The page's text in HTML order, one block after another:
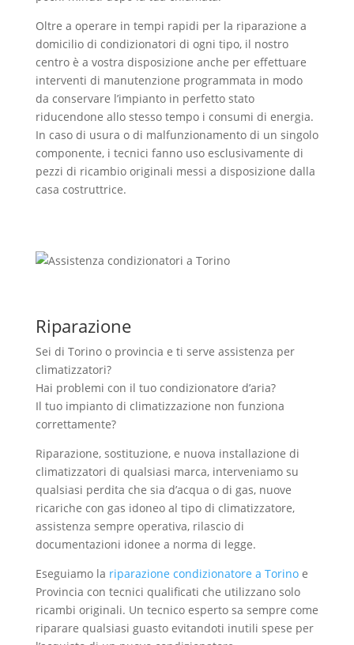
Oltre a operare in tempi rapidi per la riparazione a
domicilio di condizionatori di ogni tipo, il nostro
centro è a vostra disposizione anche per effettuare
interventi di manutenzione programmata in modo
da conservare l’impianto in perfetto stato
riducendone allo stesso tempo i consumi di energia.
In caso di usura o di malfunzionamento di un singolo
componente, i tecnici fanno uso esclusivamente di
pezzi di ricambio originali messi a disposizione dalla
casa costruttrice.
Riparazione
Sei di Torino o provincia e ti serve assistenza per
climatizzatori?
Hai problemi con il tuo condizionatore d’aria?
Il tuo impianto di climatizzazione non funziona
correttamente?
Riparazione, sostituzione, e nuova installazione di
climatizzatori di qualsiasi marca, interveniamo su
qualsiasi perdita che sia d’acqua o di gas, nuove
ricariche con gas idoneo al tipo di climatizzatore,
assistenza sempre operativa, rilascio di
documentazioni idonee a norma di legge.
Eseguiamo la riparazione condizionatore a Torinoe
Provincia con tecnici qualificati che utilizzano solo
ricambi originali. Un tecnico esperto sa sempre come
riparare qualsiasi guasto evitandoti inutili spese per